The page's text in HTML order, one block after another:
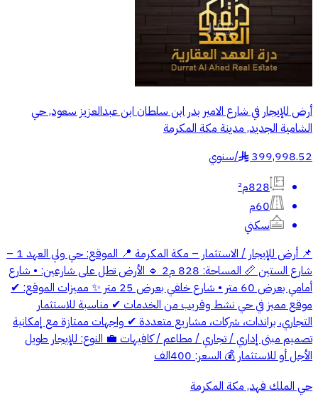
أرض للإيجار في شارع الامير بدر ابن سلطان ابن عبدالعزيز سعود, حي
الشامية الجديد, مدينة مكة المكرمة
399,998.52
§
/سنوي
828م²
60م
سكني
📌 أرض للإيجار / الاستثمار – مكة المكرمة 📍 الموقع: حي ولي العهد 1 –
شارع الستين 📏 المساحة: 828 م2 🔹 الأرض تطل على شارعين: • شارع
أمامي بعرض 60 متر • شارع خلفي بعرض 25 متر ✨ مميزات الموقع: ✔
موقع مميز في حي نشط وقريب من الخدمات ✔ مناسبة للاستثمار
التجاري، براندات، شركات، مشاريع متعددة ✔ واجهات ممتازة مع إمكانية
تصميم مبنى إداري / تجاري / مطاعم / كافيهات 💼 النوع: للإيجار طويل
الأجل أو للاستثمار 💰 السعر: 400الف
حي الملك فهد, مكة المكرمة